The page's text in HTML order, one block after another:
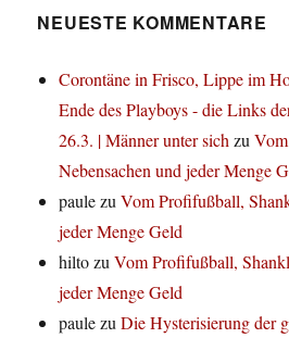
NEUESTE KOMMENTARE
Corontäne in Frisco, Lippe im
Ende des Playboys - die Links
26.3. | Männer unter sichzu
Nebensachen und jeder Menge
paulezuVom Profifußball,
jeder Menge Geld
hiltozuVom Profifußball,
jeder Menge Geld
paulezuDie Hysterisierung der